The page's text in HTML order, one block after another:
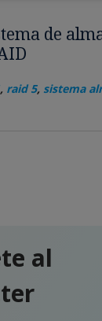
de
, raid 5, sistema
al